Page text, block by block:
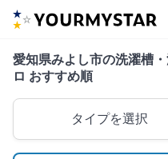
愛知県みよし市の洗濯槽
ロ おすすめ順
タイプを選択